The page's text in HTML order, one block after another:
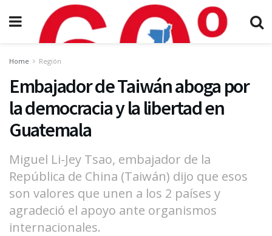
Home Región
Embajador de Taiwán aboga por
la democracia y la libertad en
Guatemala
Miguel Li-Jey Tsao, embajador de la
República de China (Taiwán) dijo que esos
son valores que unen a los 2 países y
agradeció el apoyo ante organismos
internacionales.